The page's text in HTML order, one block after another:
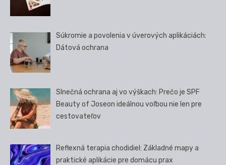
Súkromie a povolenia v úverových aplikáciách:
Dátová ochrana
Slnečná ochrana aj vo výškach: Prečo je SPF
Beauty of Joseon ideálnou voľbou nie len pre
cestovateľov
Reflexná terapia chodidiel: Základné mapy a
praktické aplikácie pre domácu prax